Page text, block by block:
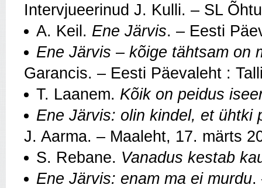
Intervjueerinud J. Kulli. – SL
A. Keil. Ene Järvis. – Eesti
Ene Järvis – kõige tähtsam on
Garancis. – Eesti Päevaleht :
T. Laanem. Kõik on peidus
Ene Järvis: olin kindel, et ühtki
J. Aarma. – Maaleht, 17. märts
S. Rebane. Vanadus kestab
Ene Järvis: enam ma ei murdu.